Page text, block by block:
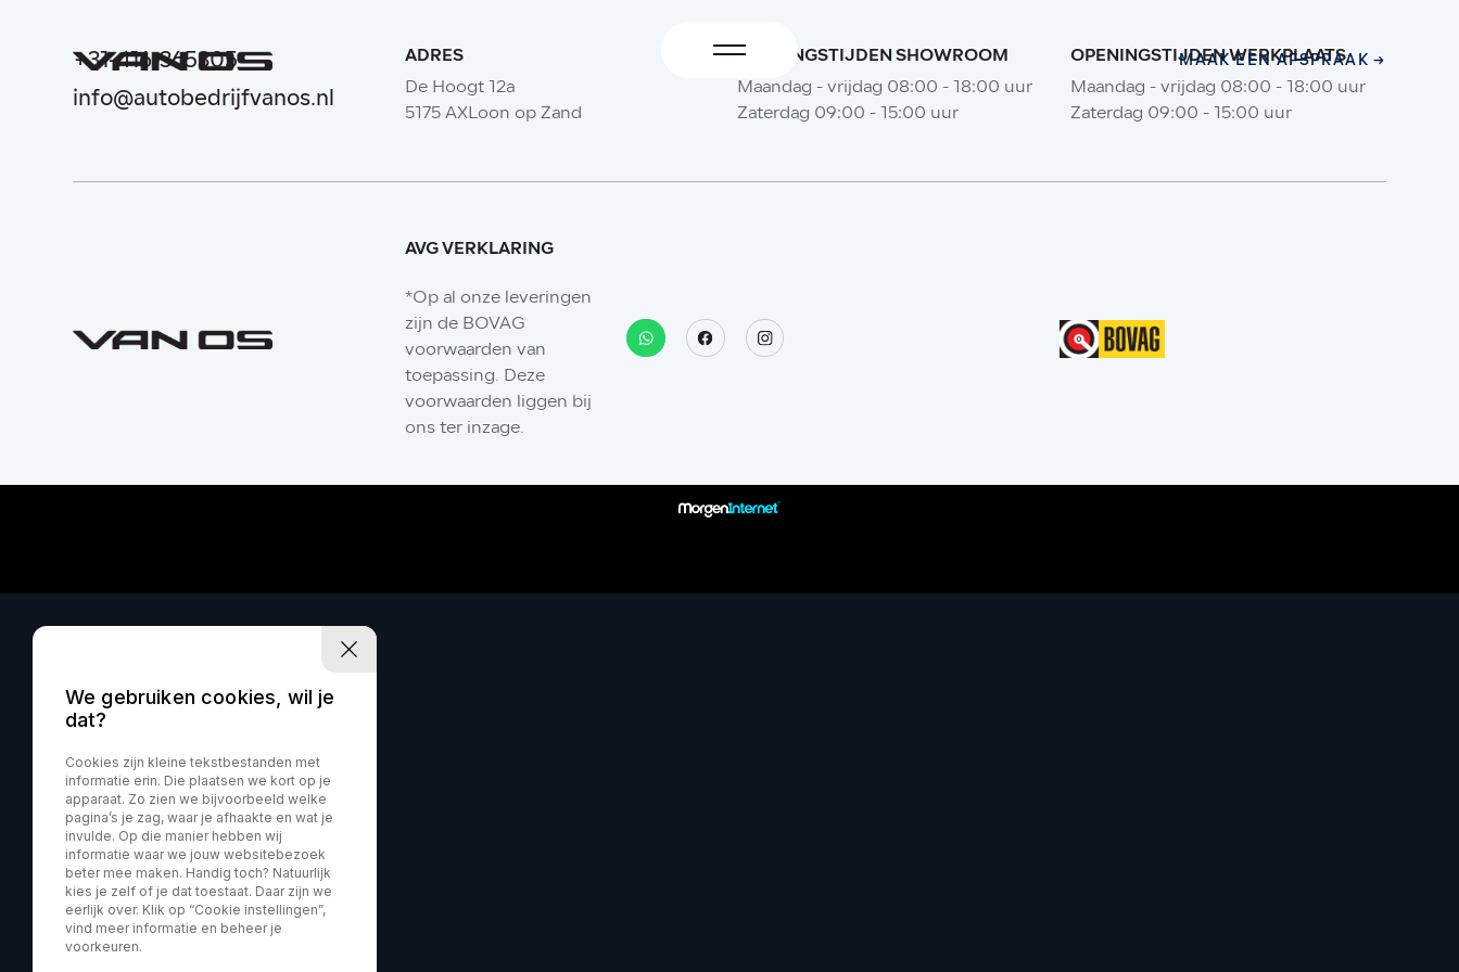
MAAK EEN AFSPRAAK
MAAK EEN AFSPRAAK
+31-416-365305
info@autobedrijfvanos.nl
ADRES
De Hoogt 12a
5175 AXLoon op Zand
OPENINGSTIJDEN SHOWROOM
Maandag - vrijdag 08:00 - 18:00 uur
Zaterdag 09:00 - 15:00 uur
OPENINGSTIJDEN WERKPLAATS
Maandag - vrijdag 08:00 - 18:00 uur
Zaterdag 09:00 - 15:00 uur
AVG VERKLARING
*Op al onze leveringen
zijn de BOVAG
voorwaarden van
toepassing. Deze
voorwaarden liggen bij
ons ter inzage.
We gebruiken cookies, wil je
dat?
Cookies zijn kleine tekstbestanden met
informatie erin. Die plaatsen we kort op je
apparaat. Zo zien we bijvoorbeeld welke
pagina’s je zag, waar je afhaakte en wat je
invulde. Op die manier hebben wij
informatie waar we jouw websitebezoek
beter mee maken. Handig toch? Natuurlijk
kies je zelf of je dat toestaat. Daar zijn we
eerlijk over. Klik op “Cookie instellingen”,
vind meer informatie en beheer je
voorkeuren.